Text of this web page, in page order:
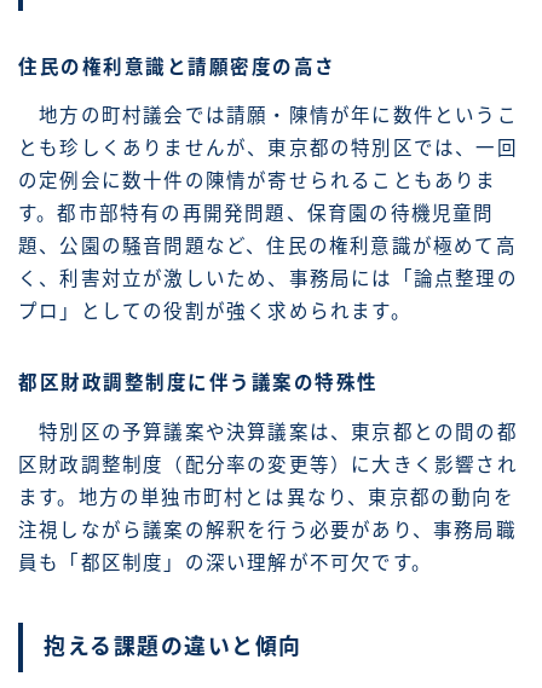
住民の権利意識と請願密度の高さ
地方の町村議会では請願・陳情が年に数件というこ
とも珍しくありませんが、東京都の特別区では、一回
の定例会に数十件の陳情が寄せられることもありま
す。都市部特有の再開発問題、保育園の待機児童問
題、公園の騒音問題など、住民の権利意識が極めて高
く、利害対立が激しいため、事務局には「論点整理の
プロ」としての役割が強く求められます。
都区財政調整制度に伴う議案の特殊性
特別区の予算議案や決算議案は、東京都との間の都
区財政調整制度（配分率の変更等）に大きく影響され
ます。地方の単独市町村とは異なり、東京都の動向を
注視しながら議案の解釈を行う必要があり、事務局職
員も「都区制度」の深い理解が不可欠です。
抱える課題の違いと傾向